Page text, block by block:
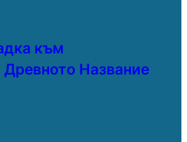
към
Название